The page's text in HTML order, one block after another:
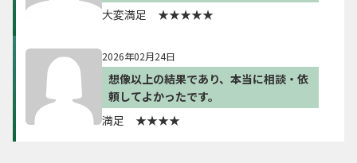
大変満足 ★★★★★
2026年02月24日
想像以上の結果であり、本当に相談・依
頼してよかったです。
満足 ★★★★